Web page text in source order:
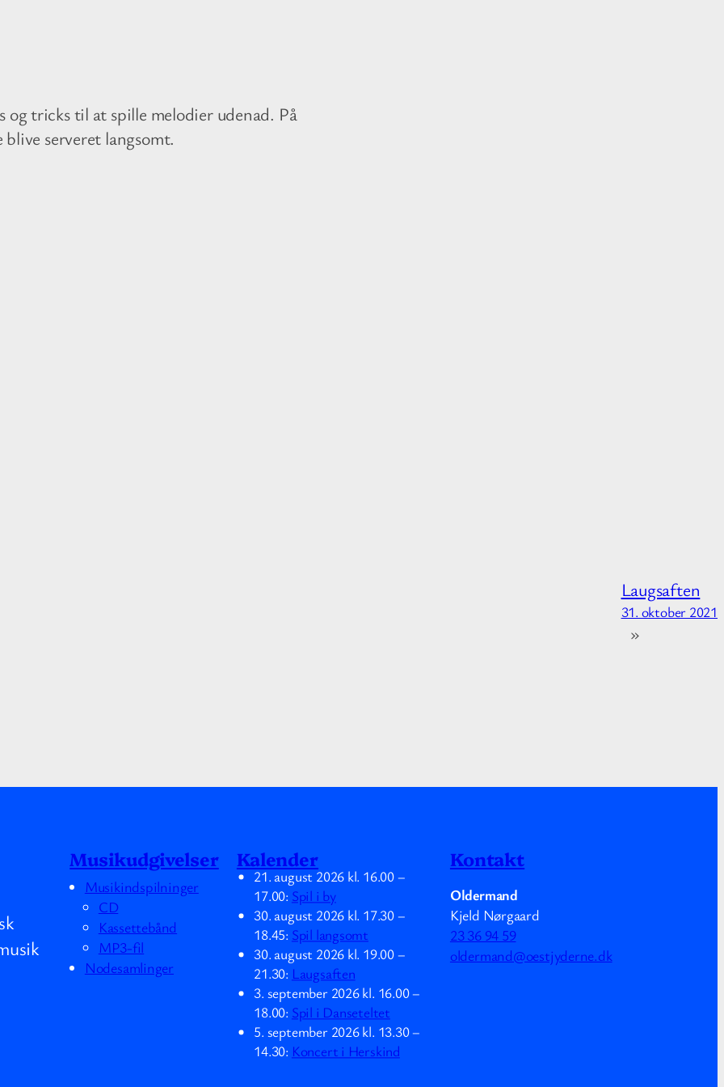
tricks til at spille melodier udenad. På
serveret langsomt.
Laugsaften
31. oktober 2021
»
Musikudgivelser
Musikindspilninger
CD
Kassettebånd
MP3-fil
Nodesamlinger
Kalender
21. august 2026 kl. 16.00–
17.00: Spil i by
30. august 2026 kl. 17.30–
18.45: Spil langsomt
30. august 2026 kl. 19.00–
21.30: Laugsaften
3. september 2026kl. 16.00–
18.00: Spil i Danseteltet
5. september 2026kl. 13.30–
14.30: Koncert i Herskind
Kontakt
Oldermand
Kjeld Nørgaard
23 36 94 59
oldermand@oestjyderne.dk